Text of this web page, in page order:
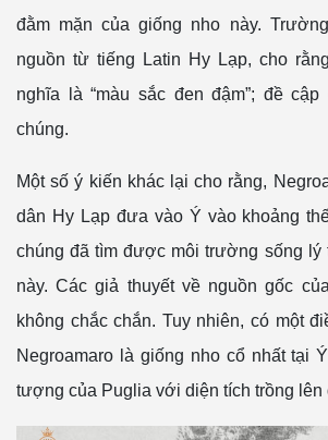
đằm mặn của giống nho này.
nguồn từ tiếng Latin Hy Lạp, cho rằng
nghĩa là “màu sắc đen đậm”; đề
chúng.
Một số ý kiến khác lại cho rằng,
dân Hy Lạp đưa vào Ý vào khoảng
chúng đã tìm được môi trường sống lý
này. Các giả thuyết về nguồn gốc
không chắc chắn. Tuy nhiên, có một
Negroamaro là giống nho cổ nhất tại
tượng của Puglia với diện tích trồng lên